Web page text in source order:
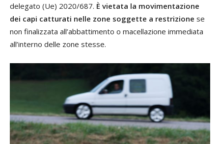
delegato (Ue) 2020/687. È vietata la movimentazione
dei capi catturati nelle zone soggette a restrizione se
non finalizzata all’abbattimento o macellazione immediata
all’interno delle zone stesse.